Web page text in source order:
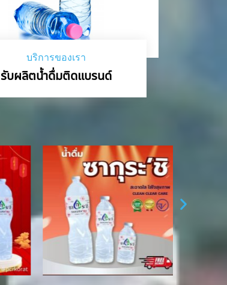
บริการของเรา
รับผลิตน้ำดื่มติดแบรนด์